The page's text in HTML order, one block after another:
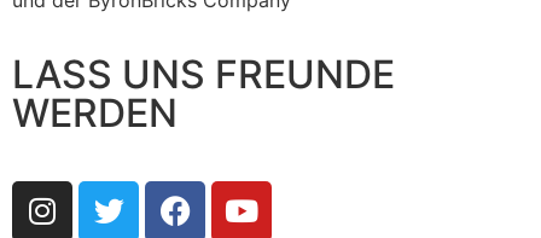
LASS UNS FREUNDE
WERDEN